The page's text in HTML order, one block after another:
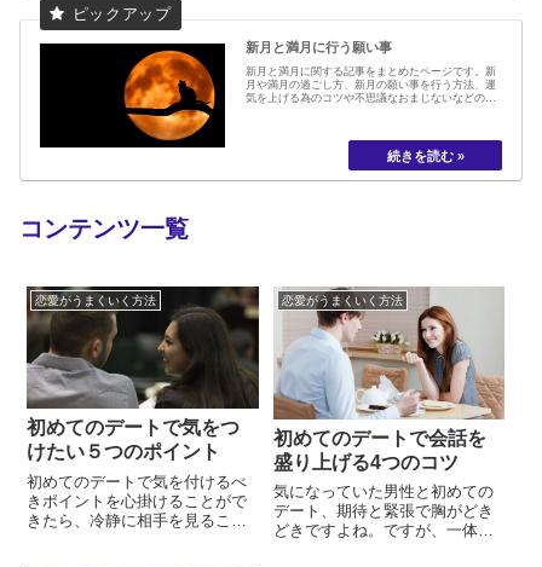
新月と満月に行う願い事
新月と満月に関する記事をまとめたページです。新
月や満月の過ごし方、新月の願い事を行う方法、運
気を上げる為のコツや不思議なおまじないなどの記
コンテンツ一覧
恋愛がうまくいく方法
初めてのデートで気をつ
けたい５つのポイント
初めてのデートで気を付けるべ
きポイントを心掛けることがで
きたら、冷静に相手を見ること
恋愛がうまくいく方法
初めてのデートで会話を
盛り上げる4つのコツ
気になっていた男性と初めての
デート、期待と緊張で胸がどき
どきですよね。ですが、一体ど